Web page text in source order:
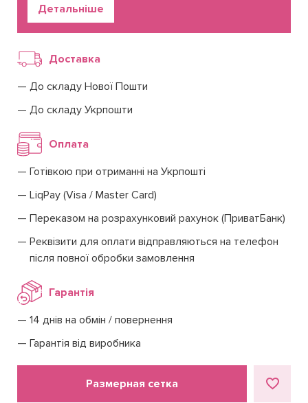
Детальніше
Доставка
До складу Нової Пошти
До складу Укрпошти
Оплата
Готівкою при отриманні на Укрпошті
LiqPay (Visa / Master Card)
Переказом на розрахунковий рахунок (ПриватБанк)
Реквізити для оплати відправляються на телефон
після повної обробки замовлення
Гарантія
14 днів на обмін / повернення
Гарантія від виробника
Размерная сетка